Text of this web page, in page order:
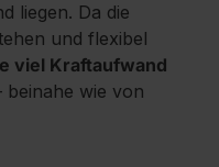
liegen. Da die
und flexibel
viel Kraftaufwand
beinahe wie von